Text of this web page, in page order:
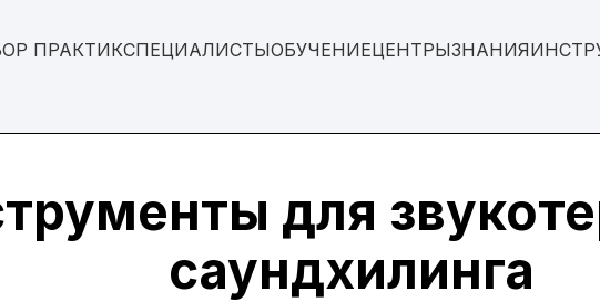
ПРАКТИКСПЕЦИАЛИСТЫОБУЧЕНИЕЦЕНТРЫЗНАНИЯ
для
саундхилинга